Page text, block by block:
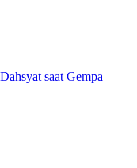
saat Gempa